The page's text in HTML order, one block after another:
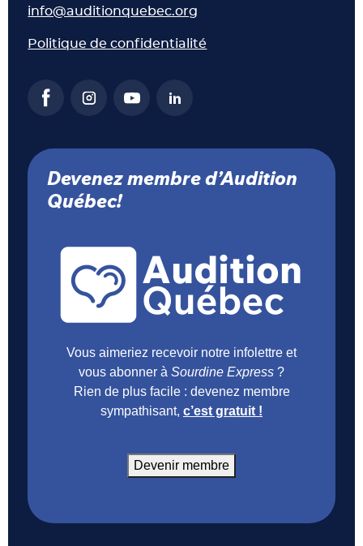
info@auditionquebec.org
Politique de confidentialité
Devenez membre d’Audition
Québec!
Vous aimeriez recevoir notre infolettre et
vous abonner à Sourdine Express ?
Rien de plus facile : devenez membre
sympathisant, c’est gratuit !
Devenir membre